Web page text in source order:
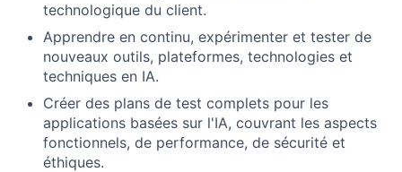
technologique du client.
Apprendre en continu, expérimenter et tester de
nouveaux outils, plateformes, technologies et
techniques en IA.
Créer des plans de test complets pour les
applications basées sur l'IA, couvrant les aspects
fonctionnels, de performance, de sécurité et
éthiques.